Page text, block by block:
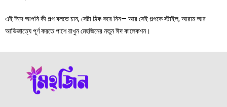
এই ঈদে আপনি কী গল্প বলতে চান, সেটা ঠিক করে নিন— আর সেই গল্পকে স্টাইল, আরাম আর
আভিজাত্যে পূর্ণ করতে পাশে রাখুন মেহজিনের নতুন ঈদ কালেকশন।